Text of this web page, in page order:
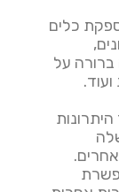
כלים
על